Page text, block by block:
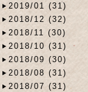
2019/01 (31)
2018/12 (32)
2018/11 (30)
2018/10 (31)
2018/09 (30)
2018/08 (31)
2018/07 (31)